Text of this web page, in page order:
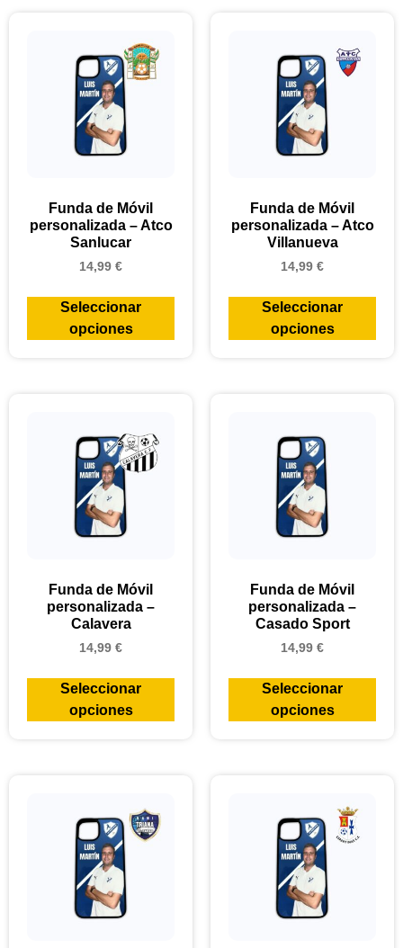
Funda de Móvil
personalizada – Atco
Sanlucar
14,99 €
Seleccionar
opciones
Funda de Móvil
personalizada – Atco
Villanueva
14,99 €
Seleccionar
opciones
Funda de Móvil
personalizada –
Calavera
14,99 €
Seleccionar
opciones
Funda de Móvil
personalizada –
Casado Sport
14,99 €
Seleccionar
opciones